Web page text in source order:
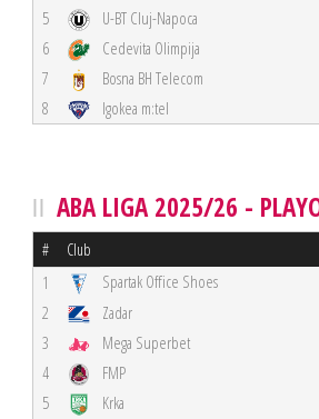
5
U-BT Cluj-Napoca
6
Cedevita Olimpija
7
Bosna BH Telecom
8
Igokea m:tel
ABA LIGA 2025/26 -
# Club
1 Spartak Office Shoes
2
Zadar
3
Mega Superbet
4
FMP
5
Krka